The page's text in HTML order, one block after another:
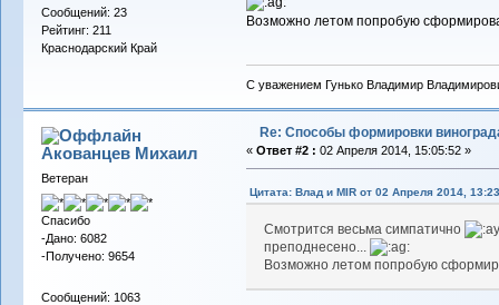
Сообщений: 23
Рейтинг: 211
Краснодарский Край
Возможно летом попробую
С уважением Гунько Владимир
Акованцев Михаил
Ветеран
Спасибо
-Дано: 6082
-Получено: 9654
Сообщений: 1063
Re: Способы формировки
« Ответ #2 : 02 Апреля 2014, 15:05:52 »
Цитата: Влад и MIR от 02 Апреля 2014,
Смотрится весьма симпатично
преподнесено...
Возможно летом попробую